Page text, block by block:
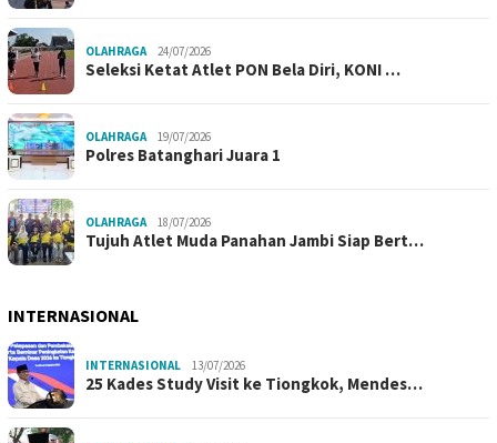
OLAHRAGA 24/07/2026
Seleksi Ketat Atlet PON Bela Diri, KONI …
OLAHRAGA 19/07/2026
Polres Batanghari Juara 1
OLAHRAGA 18/07/2026
Tujuh Atlet Muda Panahan Jambi Siap Bert…
INTERNASIONAL
INTERNASIONAL 13/07/2026
25 Kades Study Visit ke Tiongkok, Mendes…